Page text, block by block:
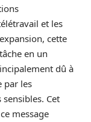
et les
cette
en un
dû à
par les
Cet
message